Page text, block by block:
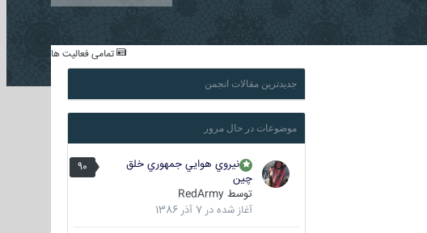
تمامی فعالیت ها
جدیدترین مقالات انجمن
موضوعات در حال مرور
90
نيروي هوايي جمهوري خلق
چين
توسط RedArmy
آغاز شده در 7 آذر 1386